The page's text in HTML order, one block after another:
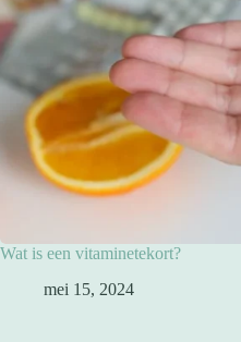
Wat is een vitaminetekort?
mei 15, 2024